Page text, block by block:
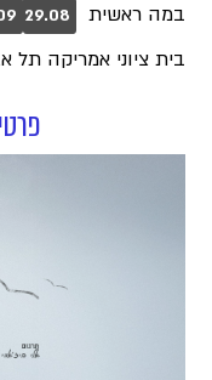
במה ראשית 29.08
בית ציוני אמריקה תל